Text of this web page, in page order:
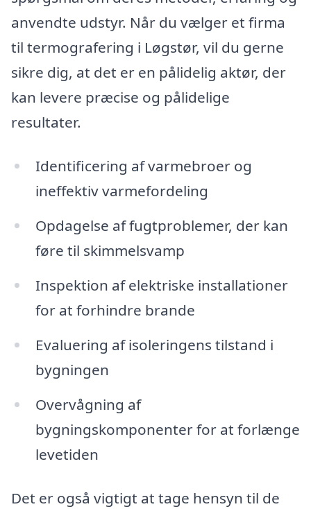
anvendte udstyr. Når du vælger et firma
til termografering i Løgstør, vil du gerne
sikre dig, at det er en pålidelig aktør, der
kan levere præcise og pålidelige
resultater.
Identificering af varmebroer og
ineffektiv varmefordeling
Opdagelse af fugtproblemer, der kan
føre til skimmelsvamp
Inspektion af elektriske installationer
for at forhindre brande
Evaluering af isoleringens tilstand i
bygningen
Overvågning af
bygningskomponenter for at forlænge
levetiden
Det er også vigtigt at tage hensyn til de